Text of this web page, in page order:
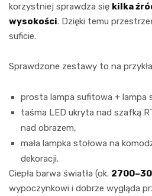
korzystniej sprawdza się kilka
wysokości. Dzięki temu
suficie.
Sprawdzone zestawy to na
prosta lampa sufitowa + lampa
taśma LED ukryta nad szafką
nad obrazem,
mała lampka stołowa na
dekoracji.
Ciepła barwa światła (ok.
wypoczynkowi i dobrze wygląda